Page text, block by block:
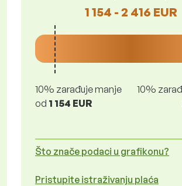
1 154 - 2 416 EUR
10% zarađuje manje
od 1 154 EUR
10%
Što znače podaci u grafikonu?
Pristupite istraživanju plaća